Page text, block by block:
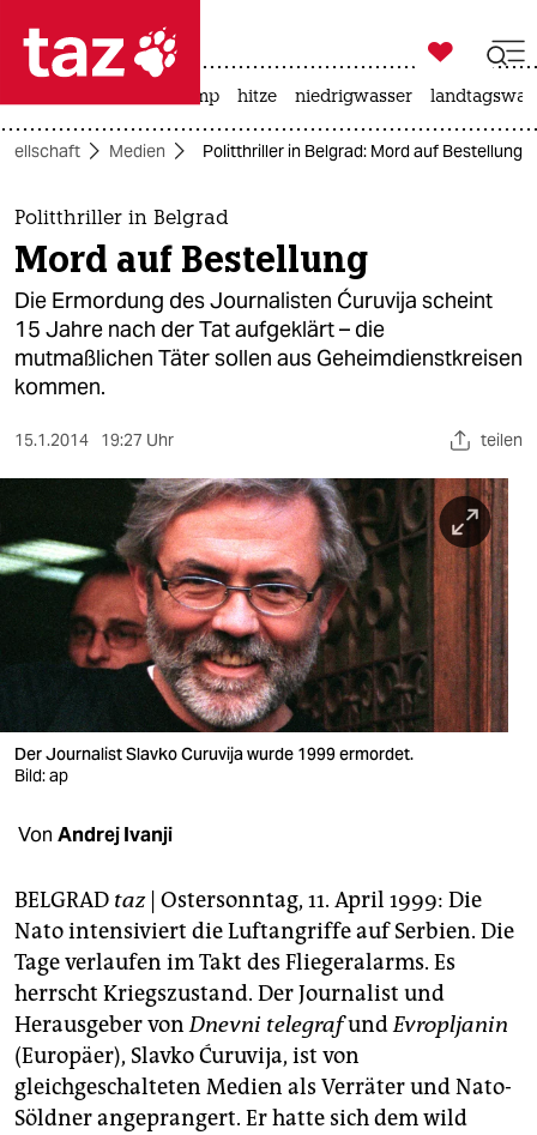
 taz zahl ich
taz zahl ich
themen
politik
öko
gesellschaft
kultur
sport
berlin
nord
wahrheit
verlag
verlag
shop
fragen & hilfe
unterstützen
abo
genossenschaft
epaper login

taz zahl ich
usa unter trump hitze niedrigwasser
Medien Politthriller in Belgrad: Mord auf Bestellung
Politthriller in Belgrad
Mord auf Bestellung
Die Ermordung des Journalisten Ćuruvija scheint
15 Jahre nach der Tat aufgeklärt – die
mutmaßlichen Täter sollen aus Geheimdienstkreisen
kommen.
15.1.2014 19:27 Uhr teilen
Der Journalist Slavko Curuvija wurde 1999 ermordet.
Bild: ap
Von Andrej Ivanji
BELGRAD taz| Ostersonntag, 11. April 1999: Die
Nato intensiviert die Luftangriffe auf Serbien. Die
Tage verlaufen im Takt des Fliegeralarms. Es
herrscht Kriegszustand. Der Journalist und
Herausgeber vonDnevni telegrafundEvropljanin
(Europäer), Slavko Ćuruvija, ist von
gleichgeschalteten Medien als Verräter und Nato-
Söldner angeprangert. Er hatte sich dem wild